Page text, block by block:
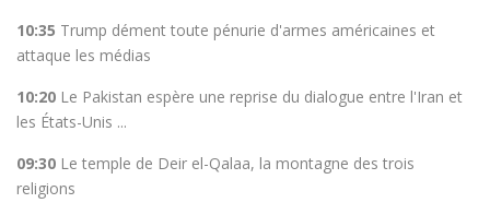
10:35 Trump dément toute pénurie d'armes américaines et
attaque les médias
10:20 Le Pakistan espère une reprise du dialogue entre l'Iran et
les États-Unis ...
09:30 Le temple de Deir el-Qalaa, la montagne des trois
religions